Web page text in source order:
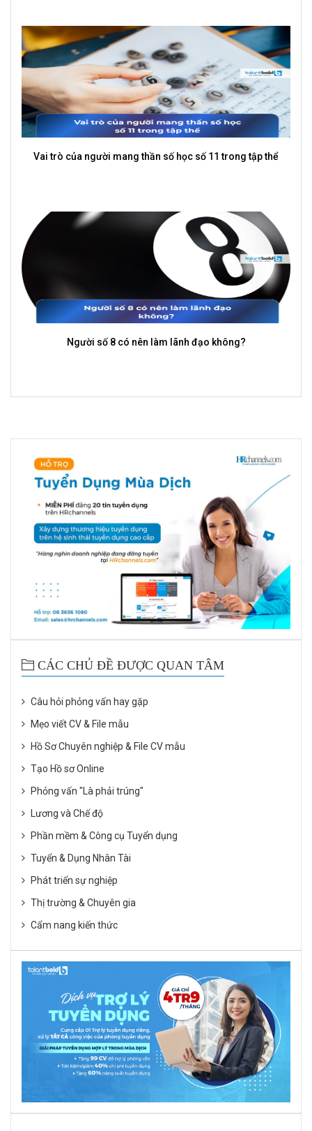
Vai trò của người mang thần số học số 11 trong tập thể
Người số 8 có nên làm lãnh đạo không?
CÁC CHỦ ĐỀ ĐƯỢC QUAN TÂM
Câu hỏi phỏng vấn hay gặp
Mẹo viết CV & File mẫu
Hồ Sơ Chuyên nghiệp & File CV mẫu
Tạo Hồ sơ Online
Phỏng vấn "Là phải trúng"
Lương và Chế độ
Phần mềm & Công cụ Tuyển dụng
Tuyển & Dụng Nhân Tài
Phát triển sự nghiệp
Thị trường & Chuyên gia
Cẩm nang kiến thức